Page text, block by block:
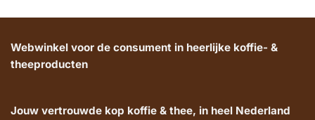
Webwinkel voor de consument in heerlijke koffie- &
theeproducten
Jouw vertrouwde kop koffie & thee, in heel Nederland